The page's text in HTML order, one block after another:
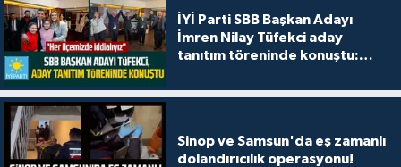
İYİ Parti SBB Başkan Adayı
İmren Nilay Tüfekci aday
tanıtım töreninde konuştu:
Sinop ve Samsun'da eş zamanlı
dolandırıcılık operasyonu!